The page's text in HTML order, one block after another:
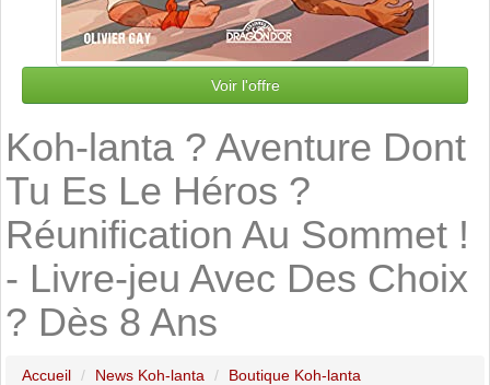
Voir l'offre
Koh-lanta ? Aventure Dont
Tu Es Le Héros ?
Réunification Au Sommet !
- Livre-jeu Avec Des Choix
? Dès 8 Ans
Accueil News Koh-lanta
Boutique Koh-lanta